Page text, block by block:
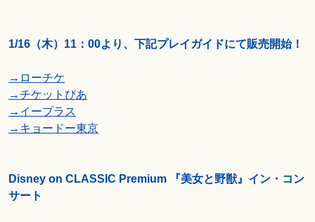
1/16（木）11：00より、下記プレイガイドにて販売開始！
→ローチケ
→チケットぴあ
→イープラス
→キョードー東京
Disney on CLASSIC Premium 『美女と野獣』イン・コン
サート